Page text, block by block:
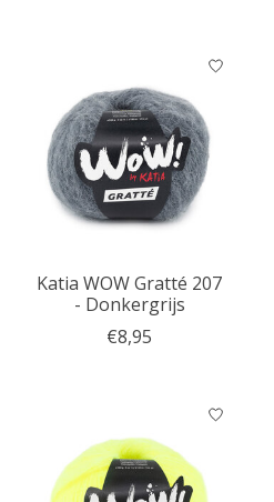
Katia WOW Gratté 207
- Donkergrijs
€8,95